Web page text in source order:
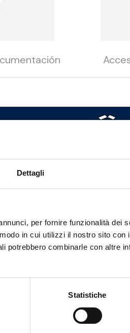
Dettagli
per fornire funzionalità dei
in cui utilizzi il nostro sito con
potrebbero combinarle con altre
Statistiche
ayuda?